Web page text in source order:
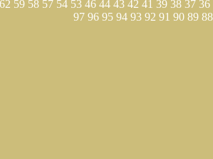
36
37
38
39
41
42
43
44
46
53
54
57
58
59
62
88
89
90
91
92
93
94
95
96
97